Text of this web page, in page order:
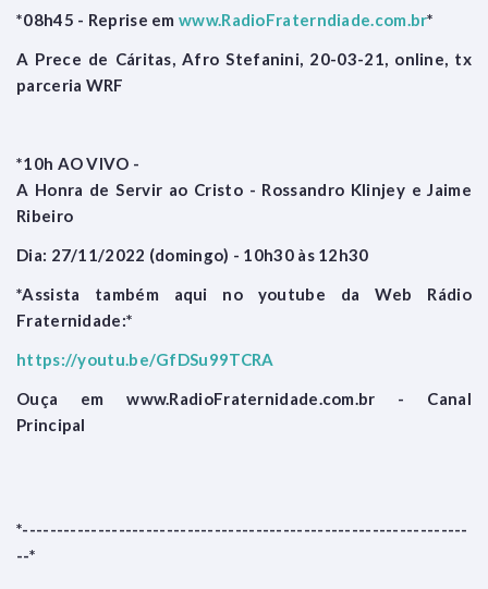
*08h45 - Reprise emwww.RadioFraterndiade.com.br*
A Prece de Cáritas, Afro Stefanini, 20-03-21, online, tx
parceria WRF
*10h AO VIVO -
A Honra de Servir ao Cristo - Rossandro Klinjey e Jaime
Ribeiro
Dia: 27/11/2022 (domingo) - 10h30 às 12h30
*Assista também aqui no youtube da Web Rádio
Fraternidade:*
https://youtu.be/GfDSu99TCRA
Ouça em www.RadioFraternidade.com.br - Canal
Principal
*-----------------------------------------------------------------
--*